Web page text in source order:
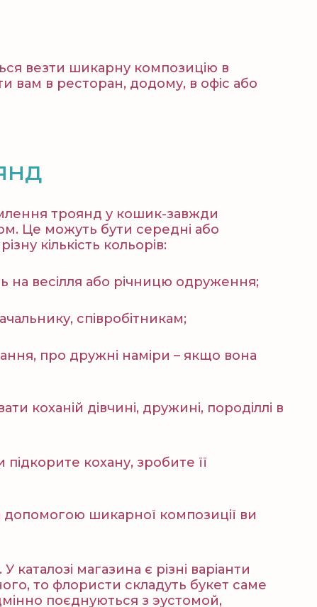
везти шикарну композицію в
вам в ресторан, додому, в офіс або
троянд у кошик-завжди
Це можуть бути середні або
кількість кольорів:
на весілля або річницю одруження;
співробітникам;
про дружні наміри – якщо вона
коханій дівчині, дружині, породіллі в
кохану, зробите її
допомогою шикарної композиції ви
магазина є різні варіанти
то флористи складуть букет саме
поєднуються з эустомой,